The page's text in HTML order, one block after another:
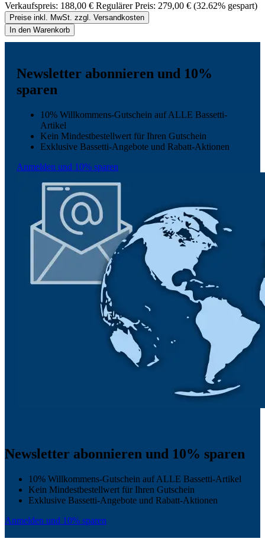
Verkaufspreis: 188,00 € Regulärer Preis: 279,00 € (32.62% gespart)
Preise inkl. MwSt. zzgl. Versandkosten
In den Warenkorb
Newsletter abonnieren und 10%
sparen
10% Willkommens-Gutschein auf ALLE Bassetti-
Artikel
Kein Mindestbestellwert für Ihren Gutschein
Exklusive Bassetti-Angebote und Rabatt-Aktionen
Anmelden und 10% sparen
Newsletter abonnieren und 10% sparen
10% Willkommens-Gutschein auf ALLE Bassetti-Artikel
Kein Mindestbestellwert für Ihren Gutschein
Exklusive Bassetti-Angebote und Rabatt-Aktionen
Anmelden und 10% sparen